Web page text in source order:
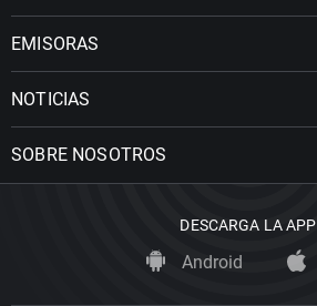
EMISORAS
NOTICIAS
SOBRE NOSOTROS
DESCARGA LA APP
Android